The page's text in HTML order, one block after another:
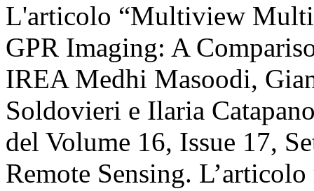
L'articolo “Multiview
GPR Imaging: A
IREA Medhi Masoodi,
Soldovieri e Ilaria
del Volume 16, Issue 17,
Remote Sensing.